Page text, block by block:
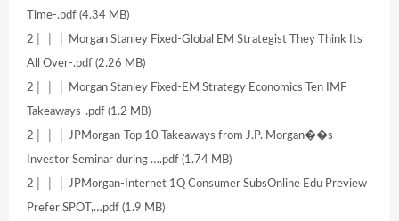
Time-.pdf (4.34 MB)
2│ │ │ Morgan Stanley Fixed-Global EM Strategist They Think Its
All Over-.pdf (2.26 MB)
2│ │ │ Morgan Stanley Fixed-EM Strategy Economics Ten IMF
Takeaways-.pdf (1.2 MB)
2│ │ │ JPMorgan-Top 10 Takeaways from J.P. Morgan��s
Investor Seminar during ….pdf (1.74 MB)
2│ │ │ JPMorgan-Internet 1Q Consumer SubsOnline Edu Preview
Prefer SPOT,…pdf (1.9 MB)